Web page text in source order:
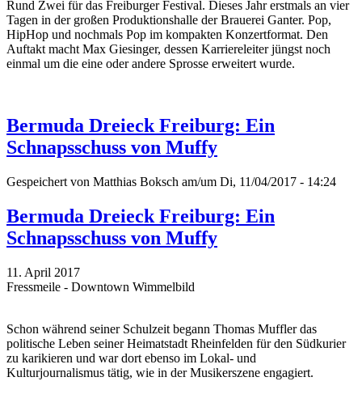
Rund Zwei für das Freiburger Festival. Dieses Jahr erstmals an vier
Tagen in der großen Produktionshalle der Brauerei Ganter. Pop,
HipHop und nochmals Pop im kompakten Konzertformat. Den
Auftakt macht Max Giesinger, dessen Karriereleiter jüngst noch
einmal um die eine oder andere Sprosse erweitert wurde.
Bermuda Dreieck Freiburg: Ein
Schnapsschuss von Muffy
Gespeichert von Matthias Boksch am/um Di, 11/04/2017 - 14:24
Bermuda Dreieck Freiburg: Ein
Schnapsschuss von Muffy
11. April 2017
Fressmeile - Downtown Wimmelbild
Schon während seiner Schulzeit begann Thomas Muffler das
politische Leben seiner Heimatstadt Rheinfelden für den Südkurier
zu karikieren und war dort ebenso im Lokal- und
Kulturjournalismus tätig, wie in der Musikerszene engagiert.